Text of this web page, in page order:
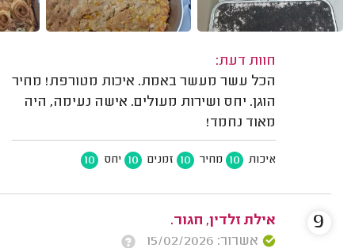
חוות דעת:
הכל עשר מעשר באמת. איכות מטורפת! מחיר
הוגן. יחס ושירות מעולים. אישה נעימה, היה
מאוד נחמד!
איכות 10 מחיר 10 זמנים 10 יחס 10
אילת זלדין, חגור.
אשרור: 15/02/2026
9